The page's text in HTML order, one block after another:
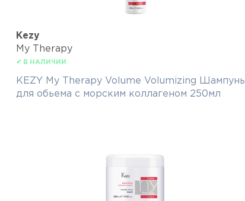
Kezy
My Therapy
✔ В НАЛИЧИИ
KEZY My Therapy Volume Volumizing Шампунь
для обьема с морским коллагеном 250мл